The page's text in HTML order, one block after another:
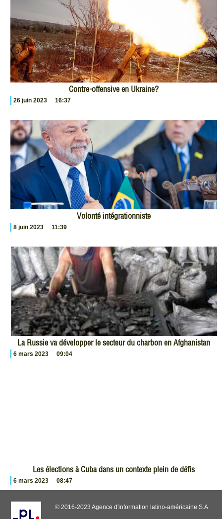
Contre-offensive en Ukraine?
26 juin 2023 16:37
Volonté intégrationniste
8 juin 2023 11:39
La Russie va développer le secteur du charbon en Afghanistan
6 mars 2023 09:04
Les élections à Cuba dans un contexte plein de défis
6 mars 2023 08:47
© 2016-2023 Agence d'information latino-américaine S.A.